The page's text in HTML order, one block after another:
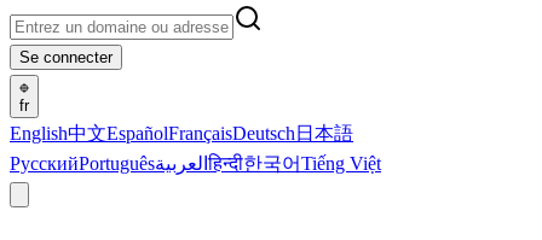
Se connecter
fr
English中文EspañolFrançaisDeutsch 日本語
РусскийPortuguêsالعربيةहिन्दी한국어Tiếng Việt